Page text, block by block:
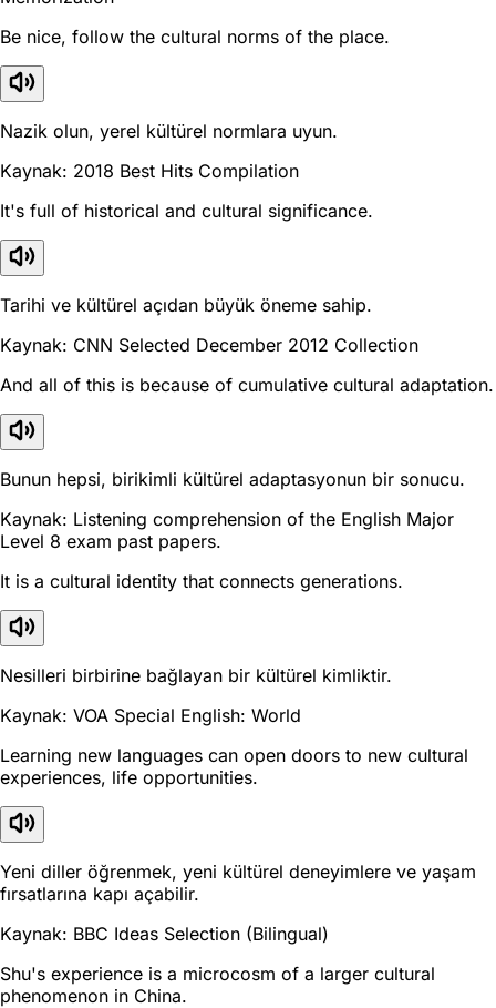
Be nice, follow the cultural norms of the place.
Nazik olun, yerel kültürel normlara uyun.
Kaynak: 2018 Best Hits Compilation
It's full of historical and cultural significance.
Tarihi ve kültürel açıdan büyük öneme sahip.
Kaynak: CNN Selected December 2012 Collection
And all of this is because of cumulative cultural adaptation.
Bunun hepsi, birikimli kültürel adaptasyonun bir sonucu.
Kaynak: Listening comprehension of the English Major
Level 8 exam past papers.
It is a cultural identity that connects generations.
Nesilleri birbirine bağlayan bir kültürel kimliktir.
Kaynak: VOA Special English: World
Learning new languages can open doors to new cultural
experiences, life opportunities.
Yeni diller öğrenmek, yeni kültürel deneyimlere ve yaşam
fırsatlarına kapı açabilir.
Kaynak: BBC Ideas Selection (Bilingual)
Shu's experience is a microcosm of a larger cultural
phenomenon in China.